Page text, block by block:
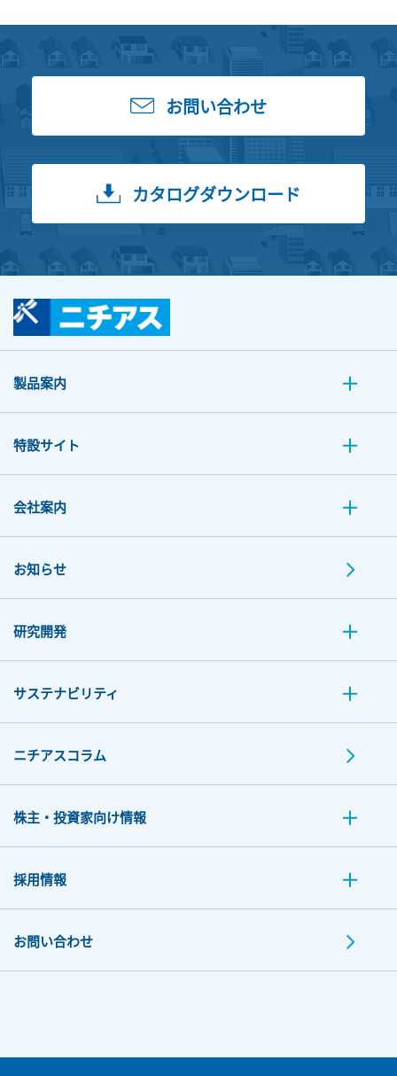
お問い合わせ
カタログダウンロード
製品案内
特設サイト
会社案内
お知らせ
研究開発
サステナビリティ
ニチアスコラム
株主・投資家向け情報
採用情報
お問い合わせ